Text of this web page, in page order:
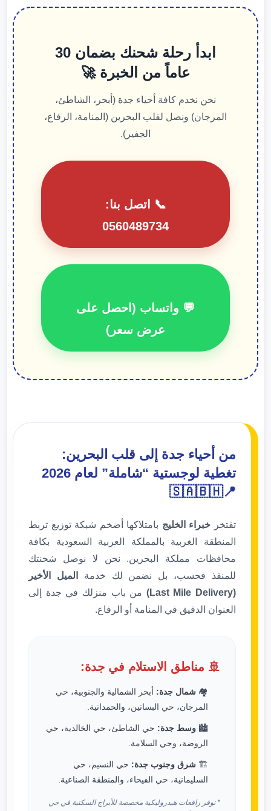
ابدأ رحلة شحنك بضمان 30
عاماً من الخبرة 🚀
نحن نخدم كافة أحياء جدة (أبحر، الشاطئ،
المرجان) ونصل لقلب البحرين (المنامة، الرفاع،
الجفير).
📞 اتصل بنا:
0560489734
💬 واتساب (احصل على
عرض سعر)
من أحياء جدة إلى قلب البحرين:
تغطية لوجستية “شاملة” لعام 2026
📍🇸🇦🇧🇭
تفتخر خبراء الخليج بامتلاكها أضخم شبكة توزيع تربط
المنطقة الغربية بالمملكة العربية السعودية بكافة
محافظات مملكة البحرين. نحن لا نوصل شحنتك
للمنفذ فحسب، بل نضمن لك خدمة
الميل الأخير
(Last Mile Delivery)
من باب منزلك في جدة إلى
العنوان الدقيق في المنامة أو الرفاع.
🚢 مناطق الاستلام في جدة:
🏘️ شمال جدة: أبحر الشمالية والجنوبية، حي
المرجان، حي البساتين، والحمدانية.
🏙️ وسط جدة: حي الشاطئ، حي الخالدية، حي
الروضة، وحي السلامة.
🏗️ شرق وجنوب جدة: حي النسيم، حي
السليمانية، حي الفيحاء، والمنطقة الصناعية.
* نوفر رافعات هيدروليكية مخصصة للأبراج السكنية في حي